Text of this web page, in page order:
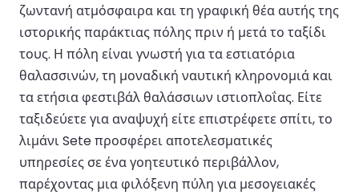
ζωντανή ατμόσφαιρα και τη γραφική θέα αυτής της
ιστορικής παράκτιας πόλης πριν ή μετά το ταξίδι
τους. Η πόλη είναι γνωστή για τα εστιατόρια
θαλασσινών, τη μοναδική ναυτική κληρονομιά και
τα ετήσια φεστιβάλ θαλάσσιων ιστιοπλοΐας. Είτε
ταξιδεύετε για αναψυχή είτε επιστρέφετε σπίτι, το
λιμάνι Sete προσφέρει αποτελεσματικές
υπηρεσίες σε ένα γοητευτικό περιβάλλον,
παρέχοντας μια φιλόξενη πύλη για μεσογειακές